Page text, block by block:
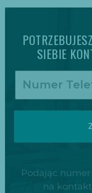
SIEBIE
Podając
na